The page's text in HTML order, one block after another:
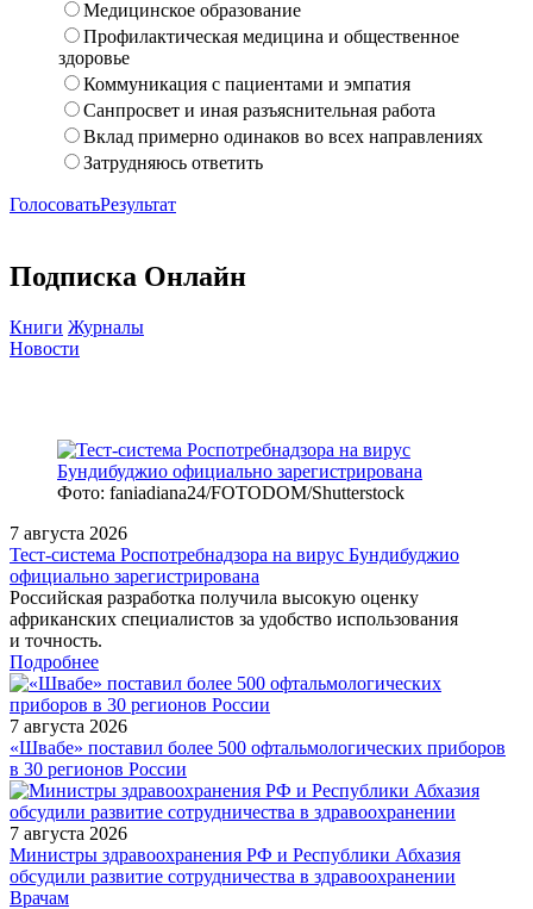
Медицинское образование
Профилактическая медицина и общественное
здоровье
Коммуникация с пациентами и эмпатия
Санпросвет и иная разъяснительная работа
Вклад примерно одинаков во всех направлениях
Затрудняюсь ответить
ГолосоватьРезультат
Подписка Онлайн
Книги Журналы
Новости
Фото: faniadiana24/FOTODOM/Shutterstock
7 августа 2026
Тест‑система Роспотребнадзора на вирус Бундибуджио
официально зарегистрирована
Российская разработка получила высокую оценку
африканских специалистов за удобство использования
и точность.
Подробнее
7 августа 2026
«Швабе» поставил более 500 офтальмологических приборов
в 30 регионов России
7 августа 2026
Министры здравоохранения РФ и Республики Абхазия
обсудили развитие сотрудничества в здравоохранении
/doctor/oncology/diagnostika-opukholey-ne-vyyavlennoy-
Врачам